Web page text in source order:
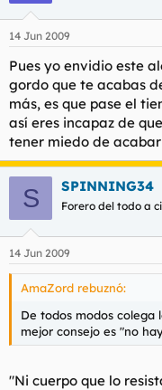
14 Jun 2009
Pues yo envidio este
gordo que te acabas
más, es que pase el
así eres incapaz de
tener miedo de
S SPINNING34
Forero del todo a
14 Jun 2009
AmaZord rebuznó:
De todos modos colega
mejor consejo es "no
"Ni cuerpo que lo